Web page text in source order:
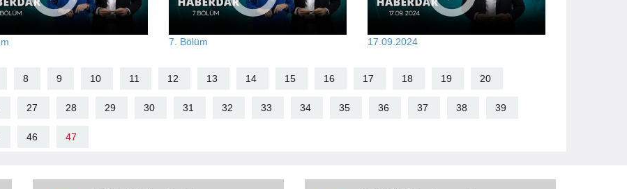
7. Bölüm 17.09.2024
8 9 10 11 12 13 14 15 16 17 18 19 20
27 28 29 30 31 32 33 34 35 36 37 38 39
46 47